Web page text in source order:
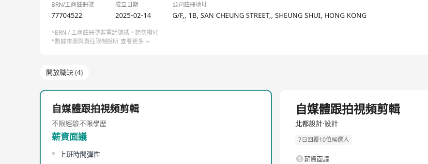
BRN/工商註冊號 成立日期 公司註冊地址
77704522 2025-02-14 G/F,, 1B, SAN CHEUNG STREET,, SHEUNG SHUI, HONG KONG
*BRN / 工商註冊號非電話號碼，請勿撥打
*數據來源與責任限制說明 查看更多
開放職缺 (4)
自媒體跟拍視頻剪輯
不限經驗不限學歷
薪資面議
上班時間彈性
自媒體跟拍視頻剪輯
北都設計·設計
7日回覆10位候選人
薪資面議